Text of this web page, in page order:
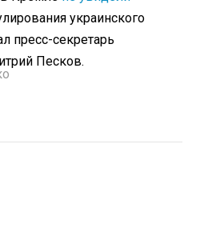
украинского
пресс-секретарь
Песков.